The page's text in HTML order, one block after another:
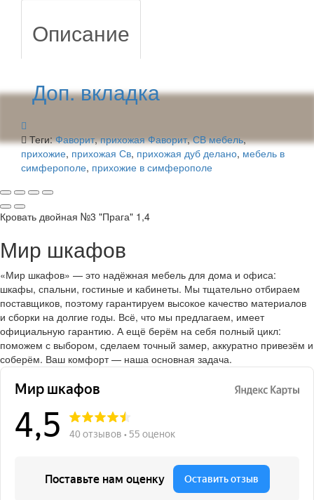
Описание
Доп. вкладка
Теги:Фаворит,прихожая Фаворит,СВ мебель,
прихожие, прихожая Св, прихожая дуб делано, мебель в
симферополе, прихожие в симферополе
Кровать двойная №3 "Прага" 1,4
Мир шкафов
«Мир шкафов» — это надёжная мебель для дома и офиса:
шкафы, спальни, гостиные и кабинеты. Мы тщательно отбираем
поставщиков, поэтому гарантируем высокое качество материалов
и сборки на долгие годы. Всё, что мы предлагаем, имеет
официальную гарантию. А ещё берём на себя полный цикл:
поможем с выбором, сделаем точный замер, аккуратно привезём и
соберём. Ваш комфорт — наша основная задача.